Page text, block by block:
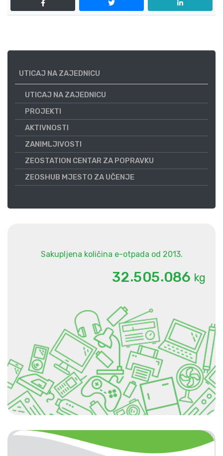
UTICAJ NA ZAJEDNICU
UTICAJ NA ZAJEDNICU
PROJEKTI
AKTIVNOSTI
ZANIMLJIVOSTI
ZEOSTATION CENTAR ZA POPRAVKU
ZEOSHUB MJESTO ZA UČENJE
Sakupljena količina e-otpada od 2013.
32.505.086 kg